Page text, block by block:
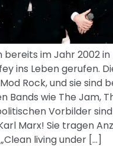
bereits im Jahr 2002
ins Leben gerufen.
Rock, und sie sind
Bands wie The Jam,
Vorbilder
Marx! Sie tragen
living under […]